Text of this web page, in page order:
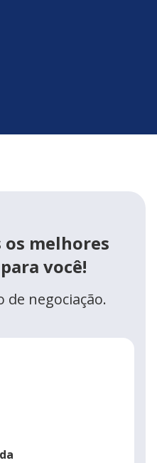
os melhores
você!
de negociação.